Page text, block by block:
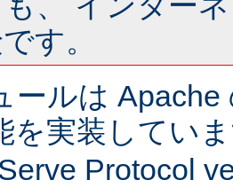
す。
ールは
を実装してい
Protocol